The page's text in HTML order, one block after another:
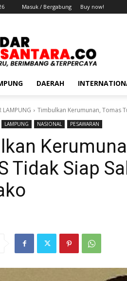
Masuk / Bergabung Buy now!
DAERAH
LAMPUNG Timbulkan Kerumunan, Tomas
LAMPUNG NASIONAL PESAWARAN
Tidak Siap